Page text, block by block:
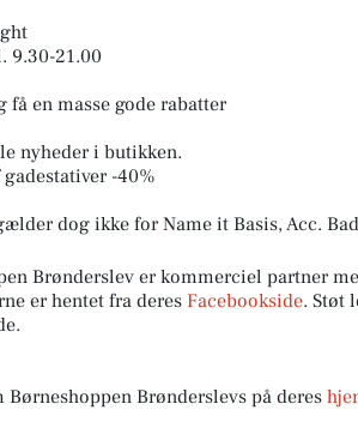
9.30-21.00
få en masse gode rabatter
nyheder i butikken.
gadestativer -40%
dog ikke for Name it Basis, Acc.
Brønderslev er kommerciel partner
er hentet fra deres Facebookside. Støt
Børneshoppen Brønderslevs på deres